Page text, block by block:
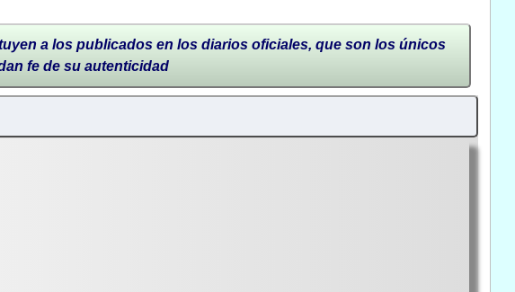
a los publicados en los diarios oficiales, que son los únicos
fe de su autenticidad